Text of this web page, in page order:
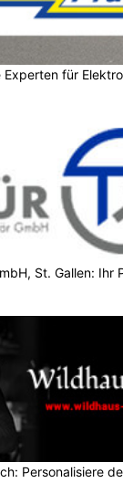
Experten für
St. Gallen: Ihr
Personalisiere